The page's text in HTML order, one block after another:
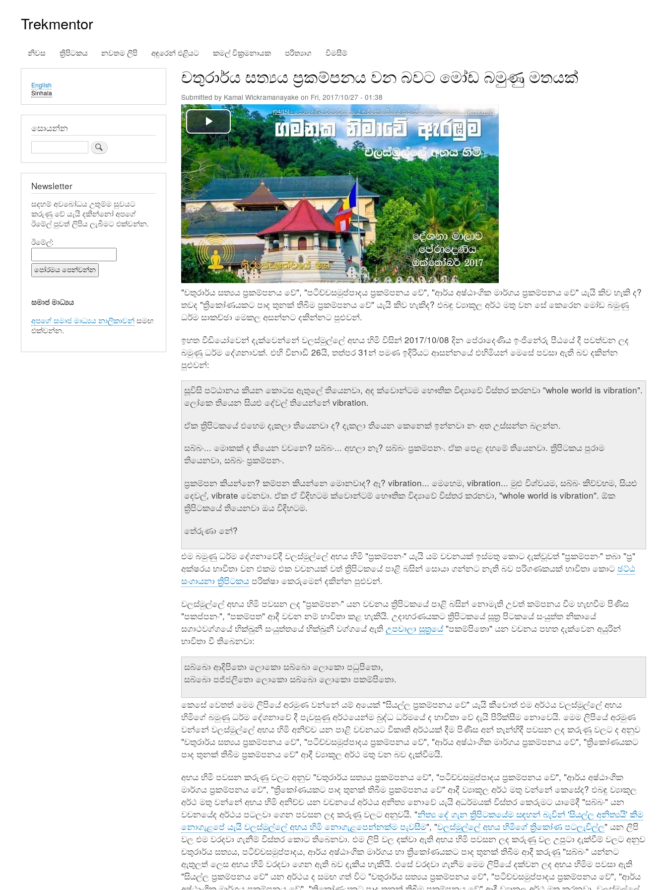
Trekmentor
නිවස ත්‍රිපිටකය නවතම ලිපි අඳුරෙන් එළියට කමල් වික්‍රමනායක පරිත්‍යාග විමසීම්
චතුරාර්ය සත්‍යය ප්‍රකම්පනය වන බවට මෝඩ බමුණු මතයක්
Submitted by Kamal Wickramanayake on Fri, 2017/10/27 - 01:38
"චතුරාර්ය සත්‍යය ප්‍රකම්පනය වේ", "පටිච්චසමුප්පාදය ප්‍රකම්පනය වේ", "ආර්ය අෂ්ඨාංගික මාර්ගය ප්‍රකම්පනය වේ" යැයි කිව හැකි ද?
තවද "ත්‍රිකෝණයකට පාද තුනක් තිබීම ප්‍රකම්පනය වේ" යැයි කිව හැකිද? එබඳු ව්‍යාකූල අර්ථ මතු වන සේ කෙරෙන මෝඩ බමුණු
ධර්ම සාකච්ඡා මෙකල අසන්නට දකින්නට පුළුවන්.
ඉහත වීඩියෝවෙන් දැක්වෙන්නේ වලස්මුල්ලේ අභය හිමි විසින් 2017/10/08 දින පේරාදෙණිය ඉංජිනේරු පීඨයේ දී පවත්වන ලද
බමුණු ධර්ම දේශනාවක්. එහි විනාඩි 26යි, තත්පර 31න් පමණ ඉදිරියට ආසන්නයේ එහිමියන් මෙසේ පවසා ඇති බව දකින්න
පුළුවන්:
සූවිසි පට්ඨානය කියන කොටස ඇතුලේ තියෙනවා, අද ක්වොන්ටම භෞතික විද්‍යාවේ විස්තර කරනවා "whole world is vibration".
ලෝකෙ තියෙන සියළු දේවල් තියෙන්නේ vibration.
ඒක ත්‍රිපිටකයේ එහෙම දැකලා තියෙනවා ද? දැකලා තියෙන කෙනෙක් ඉන්නවා නං අත උස්සන්න බලන්න.
සබ්බං... මොකක් ද තියෙන වචනෙ? සබ්බං... අහලා නෑ? සබ්බං ප්‍රකම්පනං. ඒක පෙළ දහමේ තියෙනවා. ත්‍රිපිටකය පුරාම
තියෙනවා, සබ්බං ප්‍රකම්පනං.
ප්‍රකම්පන කියන්නෙ? කම්පන කියන්නෙ මොනවාද? ඈ? vibration... මෙහෙම, vibration... මුළු විශ්වයම, සබ්බං කිව්වහම, සියළු
දෙවල්, vibrate වෙනවා. ඒක ඒ විදිහටම ක්වොන්ටම් භෞතික විද්‍යාවේ විස්තර කරනවා, "whole world is vibration". ඕක
ත්‍රිපිටකයේ තියෙනවා ඔය විදිහටම.
තේරුණා නේ?
එම බමුණු ධර්ම දේශනාවේදී වලස්මුල්ලේ අභය හිමි "ප්‍රකම්පනං" යැයි යම් වචනයක් ඉස්මතු කොට දැක්වූවත් "ප්‍රකම්පනං" තබා "ප්‍ර"
අක්ෂරය භාවිතා වන එකම එක වචනයක් වත් ත්‍රිපිටකයේ පාළි බසින් සොයා ගන්නට නැති බව පරිගණකයක් භාවිතා කොට ඡට්ඨ
සංගායනා ත්‍රිපිටකයපරික්ෂා කෙරුමෙන් දකින්න පුළුවන්.
වලස්මුල්ලේ අභය හිමි පවසන ලද "ප්‍රකම්පනං" යන වචනය ත්‍රිපිටකයේ පාළි බසින් නොමැති උවත් කම්පනය වීම හැඟවීම පිණිස
"පකප්පනං", "පකම්පත" ආදී වචන නම් භාවිතා කළ හැකියි. උදාහරණයකට ත්‍රිපිටකයේ සූත්‍ර පිටකයේ සංයුත්ත නිකායේ
සගාථවග්ගයේ භික්‌ඛුනී සංයුත්‌තයේ භික්ඛුනී වග්ගයේ ඇති උපචාලා සූත්‍රයේ"පකම්පිතො" යන වචනය පහත දැක්වෙන අයුරින්
භාවිතා වී තිබෙනවා:
සබ්බො ආදිපිතො ලොකො සබ්බො ලොකො පධුපිතො,
සබ්බො පජ්ජලිතො ලොකො සබ්බො ලොකො පකම්පිතො.
කෙසේ වෙතත් මෙම ලිපියේ අරමුණ වන්නේ යම් අයෙක් "සියල්ල ප්‍රකම්පනය වේ" යැයි කීවොත් එම අර්ථය වලස්මුල්ලේ අභය
හිමිගේ බමුණු ධර්ම දේශනාවේ දී පැවසුණු අර්ථයෙන්ම බුද්ධ ධර්මයේ ද භාවිතා වේ දැයි පිරික්සීම නොවෙයි. මෙම ලිපියේ අරමුණ
වන්නේ වලස්මුල්ලේ අභය හිමි අනිච්ච යන පාළි වචනයට විකෘති අර්ථයක් දීම පිණිස අන් තැන්හිදී පවසන ලද කරුණු වලට ද අනුව
"චතුරාර්ය සත්‍යය ප්‍රකම්පනය වේ", "පටිච්චසමුප්පාදය ප්‍රකම්පනය වේ", "ආර්ය අෂ්ඨාංගික මාර්ගය ප්‍රකම්පනය වේ", "ත්‍රිකෝණයකට
පාද තුනක් තිබීම ප්‍රකම්පනය වේ" ආදී ව්‍යාකූල අර්ථ මතු වන බව දැක්වීමයි.
අභය හිමි පවසන කරුණු වලට අනුව "චතුරාර්ය සත්‍යය ප්‍රකම්පනය වේ", "පටිච්චසමුප්පාදය ප්‍රකම්පනය වේ", "ආර්ය අෂ්ඨාංගික
මාර්ගය ප්‍රකම්පනය වේ", "ත්‍රිකෝණයකට පාද තුනක් තිබීම ප්‍රකම්පනය වේ" ආදී ව්‍යාකූල අර්ථ මතු වන්නේ කෙසේද? එබඳු ව්‍යාකූල
අර්ථ මතු වන්නේ අභය හිමි අනිච්ච යන වචනයේ අර්ථය අනිත්‍ය නොවේ යැයි අධර්මයක් විස්තර කෙරුමට යාමේදී "සබ්බං" යන
වචනයේද අර්ථය පටලවා ගෙන පවසන ලද කරුණු වලට අනුවයි. "නිත්‍ය දේ ගැන ත්‍රිපිටකයේම සඳහන් බැවින් 'සියල්ල අනිත්‍යයි' කීම
නොගැළපේ යැයි වලස්මුල්ලේ අභය හිමි නොගැළපෙන්නක්ම පැවසීම", "වලස්මුල්ලේ අභය හිමිගේ ත්‍රිකෝණ පටලැවිල්ල" යන ලිපි
වල එම වරදවා ගැනීම් විස්තර කොට තිබෙනවා. එම ලිපි වල දක්වා ඇති අභය හිමි පවසන ලද කරුණු වල උපුටා දැක්වීම් වලට අනුව
චතුරාර්ය සත්‍යය, පටිච්චසමුප්පාදය, ආර්ය අෂ්ඨාංගික මාර්ගය හා ත්‍රිකෝණයකට පාද තුනක් තිබීම ආදී කරුණු "සබ්බං" යන්නට
ඇතුලත් ලෙස අභය හිමි වරදවා ගෙන ඇති බව දැකිය හැකියි. එසේ වරදවා ගැනීම මෙම ලිපියේ දක්වන ලද අභය හිමිම පවසා ඇති
"සියල්ල ප්‍රකම්පනය වේ" යන අර්ථය ද සමඟ ගත් විට "චතුරාර්ය සත්‍යය ප්‍රකම්පනය වේ", "පටිච්චසමුප්පාදය ප්‍රකම්පනය වේ", "ආර්ය
English
Sinhala
සොයන්න
Search
Newsletter
සදහම් අවබෝධය උතුම්ම සුවයට
කරුණු වේ යැයි දකින්නෝ අපගේ
ඊමේල් පුවත් ලිපිය ලැබීමට එක්වන්න.
ඊමේල්:
සමාජ මාධ්‍යය
අපගේ සමාජ මාධ්‍යය නාලිකාවන්සමඟ
එක්වන්න.